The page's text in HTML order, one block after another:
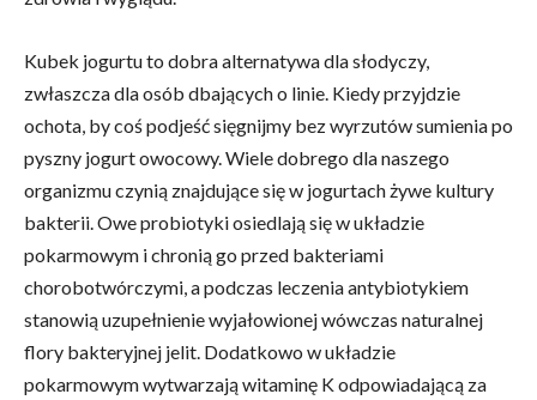
Kubek jogurtu to dobra alternatywa dla słodyczy,
zwłaszcza dla osób dbających o linie. Kiedy przyjdzie
ochota, by coś podjeść sięgnijmy bez wyrzutów sumienia po
pyszny jogurt owocowy. Wiele dobrego dla naszego
organizmu czynią znajdujące się w jogurtach żywe kultury
bakterii. Owe probiotyki osiedlają się w układzie
pokarmowym i chronią go przed bakteriami
chorobotwórczymi, a podczas leczenia antybiotykiem
stanowią uzupełnienie wyjałowionej wówczas naturalnej
flory bakteryjnej jelit. Dodatkowo w układzie
pokarmowym wytwarzają witaminę K odpowiadającą za